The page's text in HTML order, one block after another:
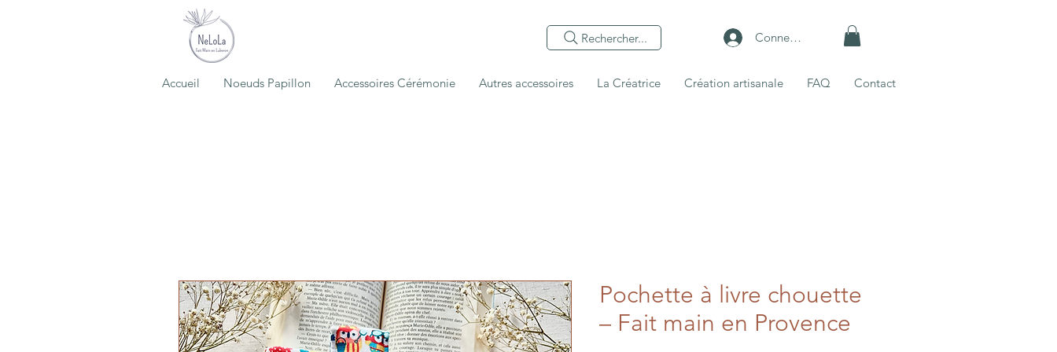
Rechercher... Connexion
Accueil Noeuds Papillon Accessoires Cérémonie Autres accessoires La Créatrice Création artisanale FAQ Contact
Pochette à livre chouette
– Fait main en Provence